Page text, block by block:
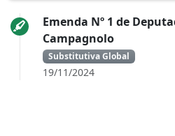
Emenda Nº 1 de
Campagnolo
Substitutiva Global
19/11/2024